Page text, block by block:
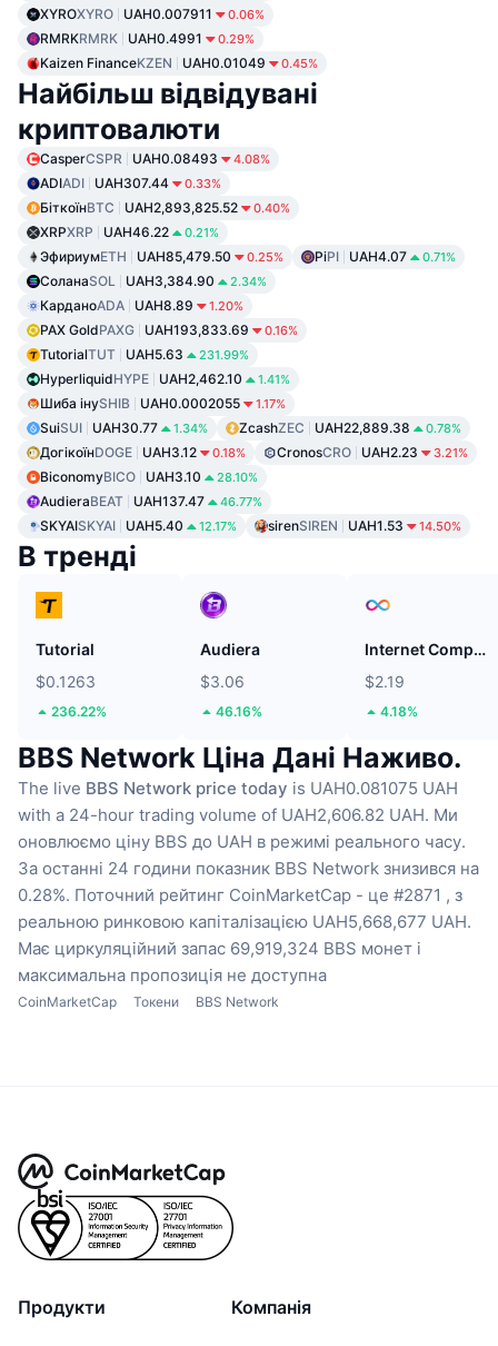
XYROXYRO UAH0.007911 0.06%
RMRKRMRK UAH0.4991 0.29%
Kaizen FinanceKZEN UAH0.01049 0.45%
Найбільш відвідувані
криптовалюти
CasperCSPR UAH0.08493 4.08%
ADIADI UAH307.44 0.33%
БіткоїнBTC UAH2,893,825.52 0.40%
XRPXRP UAH46.22 0.21%
ЭфириумETH UAH85,479.50 0.25% PiPI UAH4.07 0.71%
СоланаSOL UAH3,384.90 2.34%
КарданоADA UAH8.89 1.20%
PAX GoldPAXG UAH193,833.69 0.16%
TutorialTUT UAH5.63 231.99%
HyperliquidHYPE UAH2,462.10 1.41%
Шиба інуSHIB UAH0.0002055 1.17%
SuiSUI UAH30.77 1.34% ZcashZEC UAH22,889.38 0.78%
ДогікоїнDOGE UAH3.12 0.18% CronosCRO UAH2.23 3.21%
BiconomyBICO UAH3.10 28.10%
AudieraBEAT UAH137.47 46.77%
SKYAISKYAI UAH5.40 12.17% sirenSIREN UAH1.53 14.50%
В тренді
Tutorial
$0.1263
236.22%
Audiera
$3.06
46.16%
Internet Computer
$2.19
4.18%
BBS Network Ціна Дані Наживо.
The live BBS Network price today is UAH0.081075 UAH
with a 24-hour trading volume of UAH2,606.82 UAH. Ми
оновлюємо ціну BBS до UAH в режимі реального часу.
За останні 24 години показник BBS Network знизився на
0.28%. Поточний рейтинг CoinMarketCap - це #2871 , з
реальною ринковою капіталізацією UAH5,668,677 UAH.
Має циркуляційний запас 69,919,324 BBS монет і
максимальна пропозиція не доступна
CoinMarketCap Токени BBS Network
Продукти Компанія